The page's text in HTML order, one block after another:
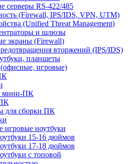
серверы RS-422/485
(Firewall, IPS/IDS, VPN, UTM)
(Unified Threat Management)
и шлюзы
экраны (Firewall)
вторжений (IPS/IDS)
планшеты
игровые)
мини-ПК
для сборки ПК
игровые ноутбуки
15-16 дюймов
17-18 дюймов
с топовой